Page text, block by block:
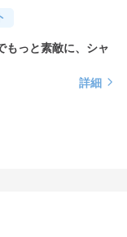
もっと素敵に、シャ
詳細